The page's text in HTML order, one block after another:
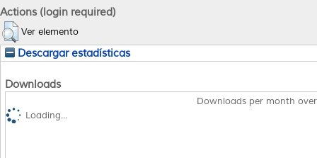
Actions (login required)
Ver elemento
Descargar estadísticas
Downloads
Downloads per month
Loading...